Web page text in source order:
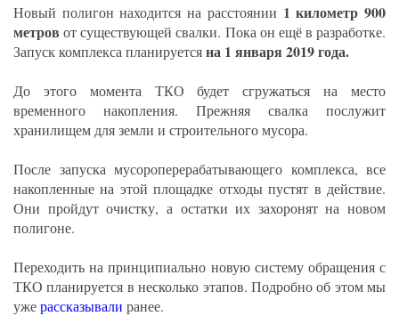
Новый полигон находится на расстоянии 1 километр 900
метровот существующей свалки. Пока он ещё в разработке.
Запуск комплекса планируетсяна 1 января 2019 года.
До этого момента ТКО будет сгружаться на место
временного накопления. Прежняя свалка послужит
хранилищем для земли и строительного мусора.
После запуска мусороперерабатывающего комплекса, все
накопленные на этой площадке отходы пустят в действие.
Они пройдут очистку, а остатки их захоронят на новом
полигоне.
Переходить на принципиально новую систему обращения с
ТКО планируется в несколько этапов. Подробно об этом мы
ужерассказывали ранее.